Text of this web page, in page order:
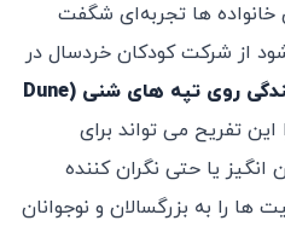
خانواده‌ ها تجربه‌ای شگفت
از شرکت کودکان خردسال در
روی تپه‌ های شنی (Dune
این تفریح می‌ تواند برای
یا حتی نگران ‌کننده
‌ها را به بزرگسالان و نوجوانان